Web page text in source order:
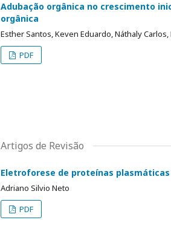
Adubação orgânica no crescimento
orgânica
Esther Santos, Keven Eduardo, Náthaly
PDF
Artigos de Revisão
Eletroforese de proteínas
Adriano Silvio Neto
PDF